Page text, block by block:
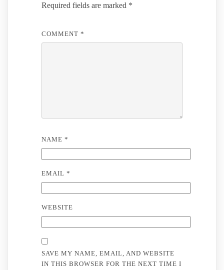
Required fields are marked *
COMMENT *
NAME *
EMAIL *
WEBSITE
SAVE MY NAME, EMAIL, AND WEBSITE
IN THIS BROWSER FOR THE NEXT TIME I